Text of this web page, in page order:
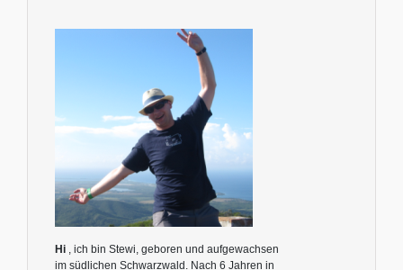
Hi
, ich bin Stewi, geboren und aufgewachsen
im südlichen Schwarzwald. Nach 6 Jahren in